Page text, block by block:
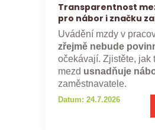
Transparentnost
pro nábor i značku
Uvádění mzdy v
zřejmě nebude
očekávají. Zjistěte, jak
mezd usnadňuje
zaměstnavatele.
Datum: 24.7.2026